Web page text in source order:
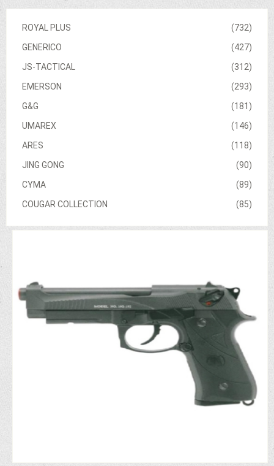
(732)
ROYAL PLUS
(427)
GENERICO
(312)
JS-TACTICAL
(293)
EMERSON
(181)
G&G
(146)
UMAREX
(118)
ARES
(90)
JING GONG
(89)
CYMA
(85)
COUGAR COLLECTION